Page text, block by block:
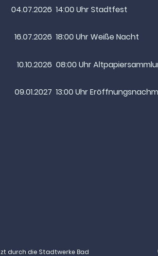
04.07.2026 14:00 Uhr Stadtfest
16.07.2026 18:00 Uhr Weiße Nacht
10.10.2026 08:00 Uhr
09.01.2027 13:00 Uhr
durch die Stadtwerke Bad